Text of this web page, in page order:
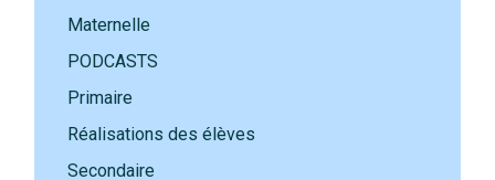
Maternelle
PODCASTS
Primaire
Réalisations des élèves
Secondaire